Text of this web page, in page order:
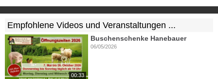
Empfohlene Videos und Veranstaltungen ...
00:33
Buschenschenke Hanebauer
06/05/2026